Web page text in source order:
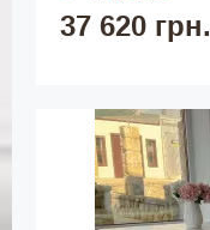
37 620 грн.